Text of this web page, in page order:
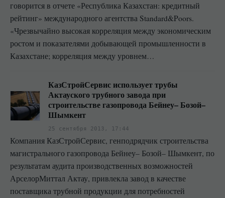
говорится в отчете «Республика Казахстан: кредитный
рейтинг» международного агентства Standard&Poors.
«Чрезвычайно высокая корреляция между экономическим
ростом и показателями добывающей промышленности в
Казахстане; корреляция между уровнем…
КазСтройСервис использует трубы
Актауского трубного завода при
строительстве газопровода Бейнеу– Бозой–
Шымкент
25 сентября 2013, 17:44
Компания КазСтройСервис, генподрядчик строительства
магистрального газопровода Бейнеу– Бозой– Шымкент, по
результатам аудита производственных возможностей
АрселорМиттал Актау, привлекла завод в качестве
поставщика трубной продукции для потребностей